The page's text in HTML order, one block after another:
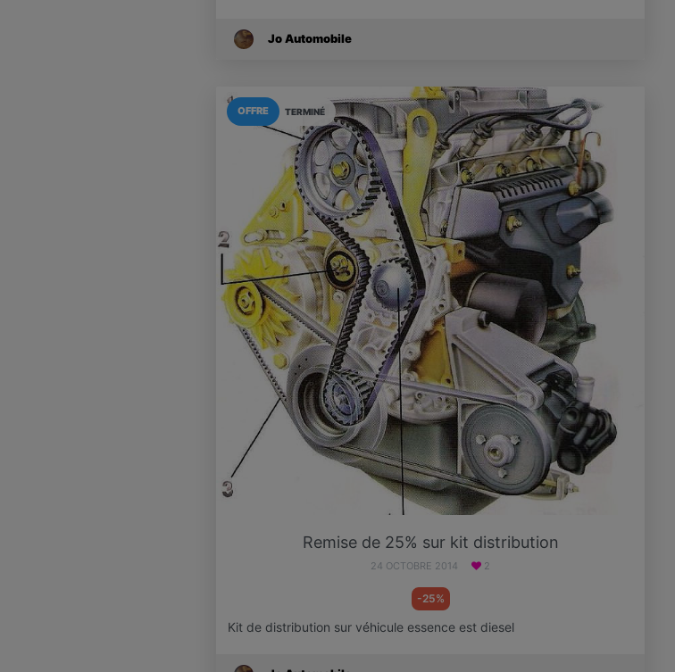
Jo Automobile
TERMINÉ
OFFRE
Remise de 25% sur kit distribution
24 OCTOBRE 2014 2
-25%
Kit de distribution sur véhicule essence est diesel